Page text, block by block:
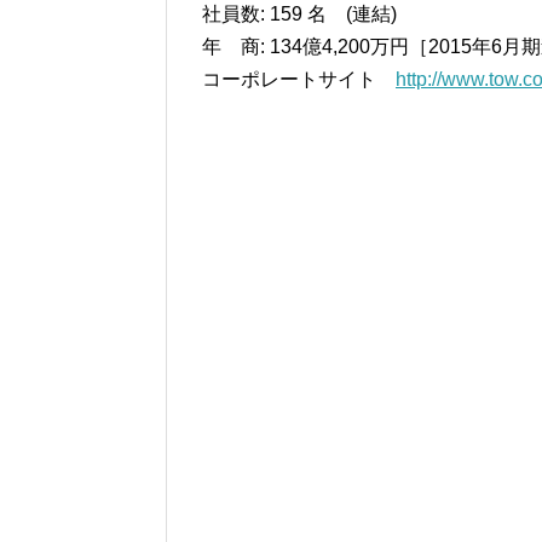
社員数: 159 名 (連結)
年 商: 134億4,200万円［2015年6月期
コーポレートサイト
http://